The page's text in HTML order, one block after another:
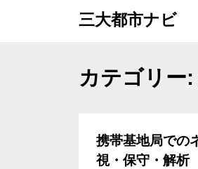
三大都市ナビ
カテゴリー:
携帯基地局での
視・保守・解析